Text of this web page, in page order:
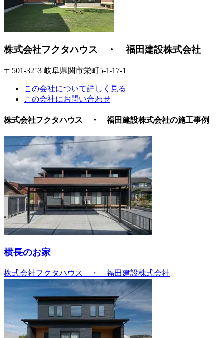
株式会社フクタハウス ・ 福田建設株式会社
〒501-3253 岐阜県関市栄町5-1-17-1
この会社について詳しく見る
この会社にお問い合わせ
株式会社フクタハウス ・ 福田建設株式会社の施工事例
横長のお家
株式会社フクタハウス ・ 福田建設株式会社